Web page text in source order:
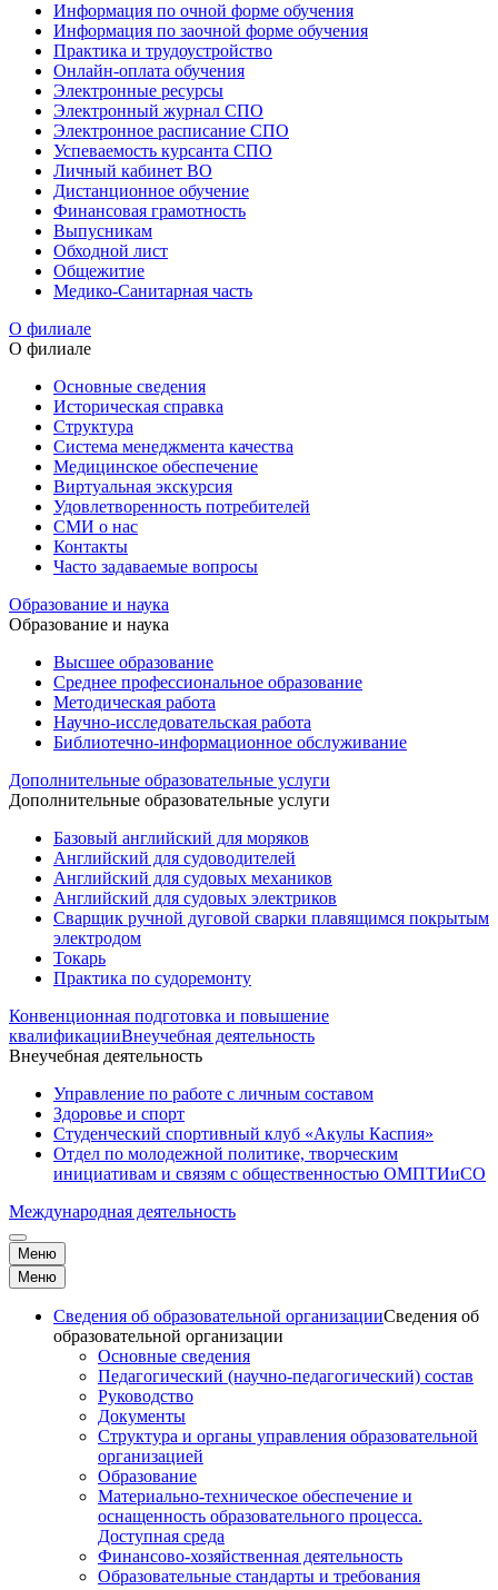
Информация по очной форме обучения
Информация по заочной форме обучения
Практика и трудоустройство
Онлайн-оплата обучения
Электронные ресурсы
Электронный журнал СПО
Электронное расписание СПО
Успеваемость курсанта СПО
Личный кабинет ВО
Дистанционное обучение
Финансовая грамотность
Выпусникам
Обходной лист
Общежитие
Медико-Санитарная часть
О филиале
О филиале
Основные сведения
Историческая справка
Структура
Система менеджмента качества
Медицинское обеспечение
Виртуальная экскурсия
Удовлетворенность потребителей
СМИ о нас
Контакты
Часто задаваемые вопросы
Образование и наука
Образование и наука
Высшее образование
Среднее профессиональное образование
Методическая работа
Научно-исследовательская работа
Библиотечно-информационное обслуживание
Дополнительные образовательные услуги
Дополнительные образовательные услуги
Базовый английский для моряков
Английский для судоводителей
Английский для судовых механиков
Английский для судовых электриков
Cварщик ручной дуговой сварки плавящимся покрытым
электродом
Токарь
Практика по судоремонту
Конвенционная подготовка и повышение
квалификацииВнеучебная деятельность
Внеучебная деятельность
Управление по работе с личным составом
Здоровье и спорт
Студенческий спортивный клуб «Акулы Каспия»
Отдел по молодежной политике, творческим
инициативам и связям с общественностью ОМПТИиСО
Международная деятельность
Меню
Меню
Сведения об образовательной организацииСведения об
образовательной организации
Основные сведения
Педагогический (научно-педагогический) состав
Руководство
Документы
Структура и органы управления образовательной
организацией
Образование
Материально-техническое обеспечение и
оснащенность образовательного процесса.
Доступная среда
Финансово-хозяйственная деятельность
Образовательные стандарты и требования